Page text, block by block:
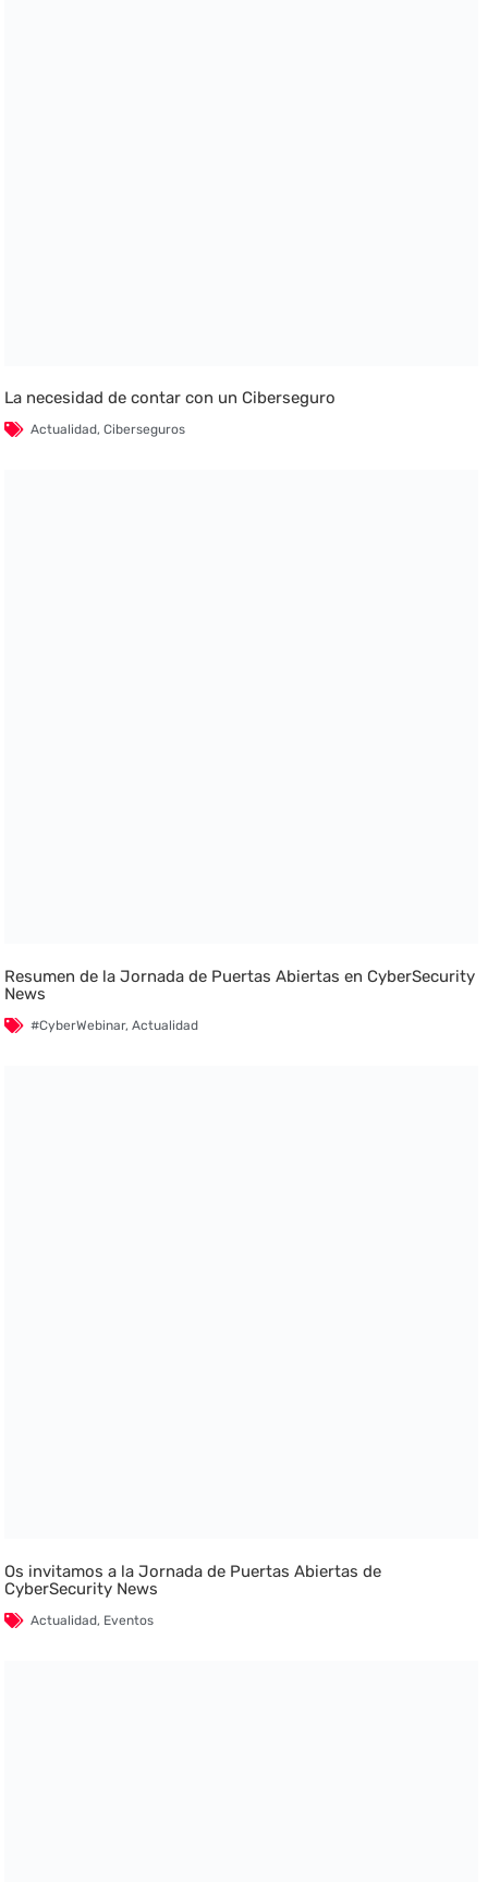
La necesidad de contar con un Ciberseguro
Actualidad,Ciberseguros
Resumen de la Jornada de Puertas Abiertas en CyberSecurity
News
#CyberWebinar,Actualidad
Os invitamos a la Jornada de Puertas Abiertas de
CyberSecurity News
Actualidad, Eventos